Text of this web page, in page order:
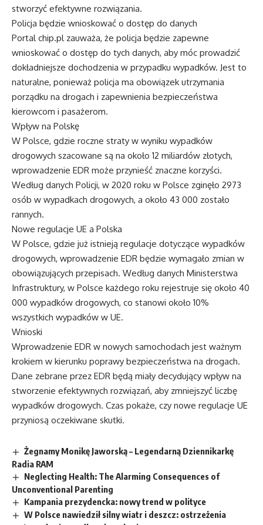
stworzyć efektywne rozwiązania.
Policja będzie wnioskować o dostęp do danych
Portal chip.pl zauważa, że policja będzie zapewne
wnioskować o dostęp do tych danych, aby móc prowadzić
dokładniejsze dochodzenia w przypadku wypadków. Jest to
naturalne, ponieważ policja ma obowiązek utrzymania
porządku na drogach i zapewnienia bezpieczeństwa
kierowcom i pasażerom.
Wpływ na Polskę
W Polsce, gdzie roczne straty w wyniku wypadków
drogowych szacowane są na około 12 miliardów złotych,
wprowadzenie EDR może przynieść znaczne korzyści.
Według danych Policji, w 2020 roku w Polsce zginęło 2973
osób w wypadkach drogowych, a około 43 000 zostało
rannych.
Nowe regulacje UE a Polska
W Polsce, gdzie już istnieją regulacje dotyczące wypadków
drogowych, wprowadzenie EDR będzie wymagało zmian w
obowiązujących przepisach. Według danych Ministerstwa
Infrastruktury, w Polsce każdego roku rejestruje się około 40
000 wypadków drogowych, co stanowi około 10%
wszystkich wypadków w UE.
Wnioski
Wprowadzenie EDR w nowych samochodach jest ważnym
krokiem w kierunku poprawy bezpieczeństwa na drogach.
Dane zebrane przez EDR będą miały decydujący wpływ na
stworzenie efektywnych rozwiązań, aby zmniejszyć liczbę
wypadków drogowych. Czas pokaże, czy nowe regulacje UE
przyniosą oczekiwane skutki.
Żegnamy Monikę Jaworską – Legendarną Dziennikarkę
Radia RAM
Neglecting Health: The Alarming Consequences of
Unconventional Parenting
Kampania prezydencka: nowy trend w polityce
W Polsce nawiedził silny wiatr i deszcz: ostrzeżenia